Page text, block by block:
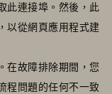
此連接埠。然後，此
以從網頁應用程式建
在故障排除期間，您
程問題的任何不一致